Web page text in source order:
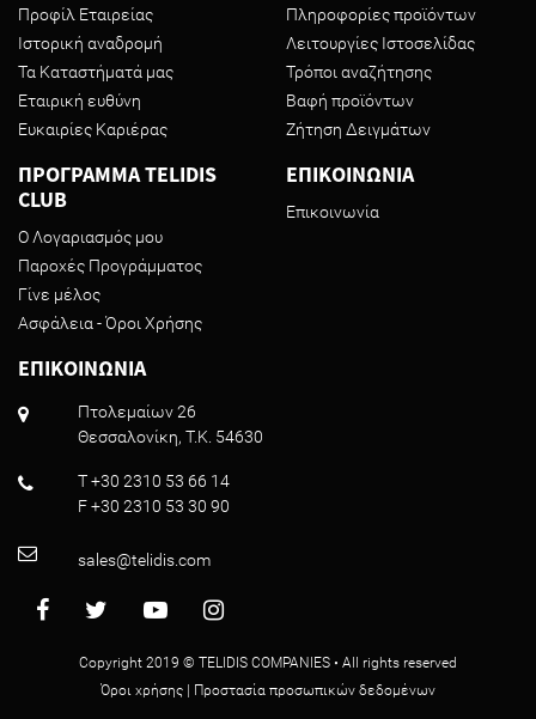
Προφίλ Εταιρείας
Ιστορική αναδρομή
Τα Καταστήματά μας
Εταιρική ευθύνη
Ευκαιρίες Καριέρας
Πληροφορίες προϊόντων
Λειτουργίες Ιστοσελίδας
Τρόποι αναζήτησης
Βαφή προϊόντων
Ζήτηση Δειγμάτων
ΠΡΟΓΡΑΜΜΑ TELIDIS
CLUB
Ο Λογαριασμός μου
Παροχές Προγράμματος
Γίνε μέλος
Ασφάλεια - Όροι Χρήσης
ΕΠΙΚΟΙΝΩΝΙΑ
Επικοινωνία
ΕΠΙΚΟΙΝΩΝΙΑ
Πτολεμαίων 26
Θεσσαλονίκη, T.K. 54630
T +30 2310 53 66 14
F +30 2310 53 30 90
sales@telidis.com
Copyright 2019 © TELIDIS COMPANIES • All rights reserved
Όροι χρήσης
Προστασία προσωπικών δεδομένων